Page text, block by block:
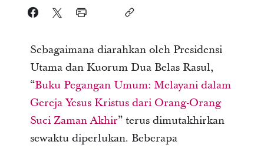
Sebagaimana diarahkan oleh Presidensi
Utama dan Kuorum Dua Belas Rasul,
“Buku Pegangan Umum: Melayani dalam
Gereja Yesus Kristus dari Orang-Orang
Suci Zaman Akhir” terus dimutakhirkan
sewaktu diperlukan. Beberapa